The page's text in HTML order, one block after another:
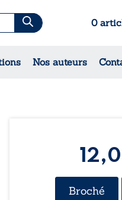
0
Nos auteurs
Broché